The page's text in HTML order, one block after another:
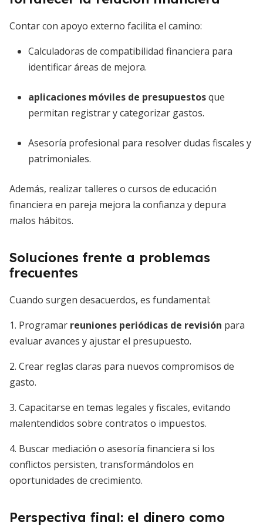
Contar con apoyo externo facilita el camino:
Calculadoras de compatibilidad financiera para
identificar áreas de mejora.
aplicaciones móviles de presupuestosque
permitan registrar y categorizar gastos.
Asesoría profesional para resolver dudas fiscales y
patrimoniales.
Además, realizar talleres o cursos de educación
financiera en pareja mejora la confianza y depura
malos hábitos.
Soluciones frente a problemas
frecuentes
Cuando surgen desacuerdos, es fundamental:
1. Programar reuniones periódicas de revisión para
evaluar avances y ajustar el presupuesto.
2. Crear reglas claras para nuevos compromisos de
gasto.
3. Capacitarse en temas legales y fiscales, evitando
malentendidos sobre contratos o impuestos.
4. Buscar mediación o asesoría financiera si los
conflictos persisten, transformándolos en
oportunidades de crecimiento.
Perspectiva final: el dinero como